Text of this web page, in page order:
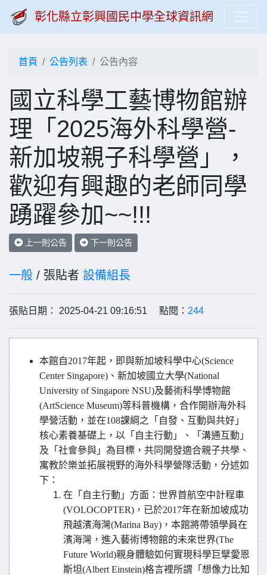
彰化縣立彰興國民中學全球資訊網
首頁 公告列表 公告內容
國立科學工藝博物館辦
理「2025海外科學營-
新加坡親子科學營」，
歡迎有興趣的老師同學
踴躍參加~~!!!
上一則公告 下一則公告
一般 / 張貼者 設備組長
張貼日期： 2025-04-21 09:16:51 點閱： 244
本館自2017年起，即與新加坡科學中心(Science
Center Singapore)、新加坡國立大學(National
University of Singapore NSU)及藝術科學博物館
(ArtScience Museum)等科普機構，合作開辦海外科
學營活動，並在108課綱之「自發、互動與共好」
核心素養基礎上，以「自主行動」、「溝通互動」
及「社會參與」為目標，共同開發適合親子共學、
寓教於樂並拓展視野的海外科學營隊活動，分述如
下：
在「自主行動」方面：世界首航空中計程車
(VOLOCOPTER)，已於2017年在新加坡成功
飛越濱海灣(Marina Bay)，本館將帶領學員在
濱海灣，進入藝術博物館的未來世界(The
Future World)親身體驗如何實現科學巨擘愛恩
斯坦(Albert Einstein)格言裡所謂「想像力比知